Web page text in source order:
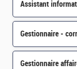
Gestionnaire